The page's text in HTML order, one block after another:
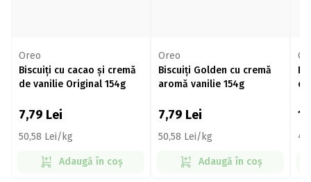
Oreo
Biscuiți cu cacao și cremă
de vanilie Original 154g
7,79 Lei
50,58 Lei/kg
Adaugă în coș
Oreo
Biscuiți Golden cu cremă
aromă vanilie 154g
7,79 Lei
50,58 Lei/kg
Adaugă în coș